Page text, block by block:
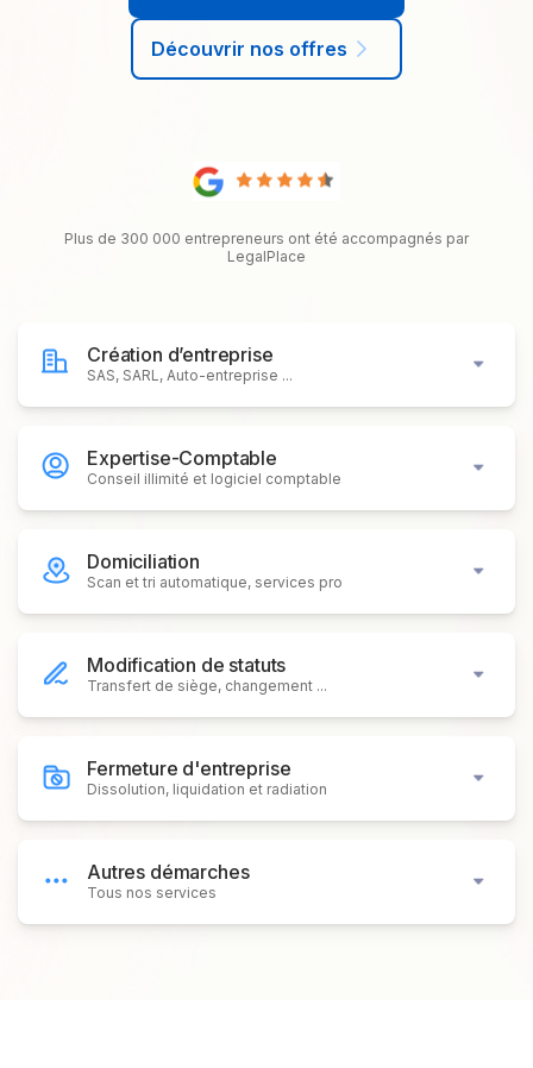
Découvrir nos offres
Plus de 300 000 entrepreneurs ont été accompagnés par
LegalPlace
Création d’entreprise
SAS, SARL, Auto-entreprise ...
Expertise-Comptable
Conseil illimité et logiciel comptable
Domiciliation
Scan et tri automatique, services pro
Modification de statuts
Transfert de siège, changement ...
Fermeture d'entreprise
Dissolution, liquidation et radiation
Autres démarches
Tous nos services